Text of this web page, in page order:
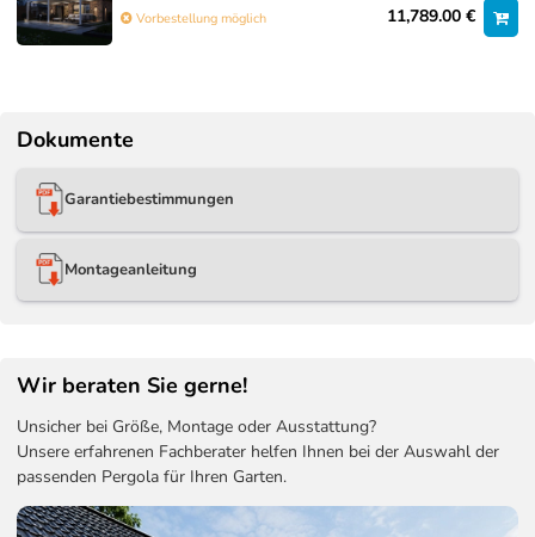
Vorbestellung möglich 11,789.00 €
Dokumente
Garantiebestimmungen
Montageanleitung
Wir beraten Sie gerne!
Unsicher bei Größe, Montage oder Ausstattung?
Unsere erfahrenen Fachberater helfen Ihnen bei der Auswahl der
passenden Pergola für Ihren Garten.